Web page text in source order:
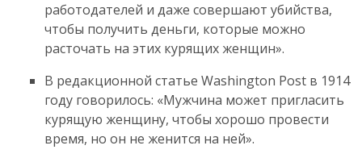
работодателей и даже совершают убийства,
чтобы получить деньги, которые можно
расточать на этих курящих женщин».
В редакционной статье Washington Post в 1914
году говорилось: «Мужчина может пригласить
курящую женщину, чтобы хорошо провести
время, но он не женится на ней».